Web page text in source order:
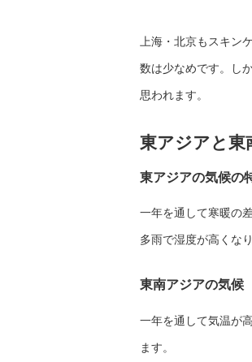
上海・北京もスキン
数は少なめです。し
思われます。
東アジアと東
東アジアの気候の
一年を通して寒暖の
多雨で湿度が高くなり
東南アジアの気候
一年を通して気温が
ます。